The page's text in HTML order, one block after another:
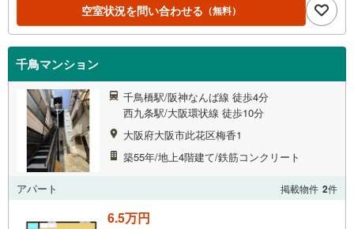
空室状況を問い合わせる （無料）
千鳥マンション
千鳥橋駅/阪神なんば線 徒歩4分
西九条駅/大阪環状線 徒歩10分
大阪府大阪市此花区梅香1
築55年/地上4階建て/鉄筋コンクリート
アパート 掲載物件 2件
6.5万円